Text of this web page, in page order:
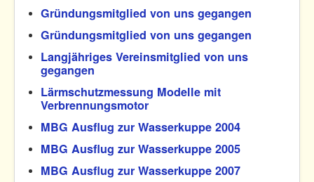
Gründungsmitglied von uns gegangen
Gründungsmitglied von uns gegangen
Langjähriges Vereinsmitglied von uns
gegangen
Lärmschutzmessung Modelle mit
Verbrennungsmotor
MBG Ausflug zur Wasserkuppe 2004
MBG Ausflug zur Wasserkuppe 2005
MBG Ausflug zur Wasserkuppe 2007